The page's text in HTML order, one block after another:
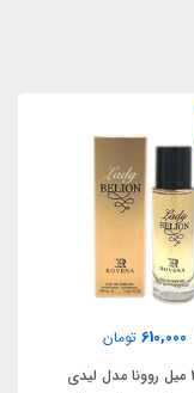
1٪
ناموجود
ادکلن روونا مدل لیدی